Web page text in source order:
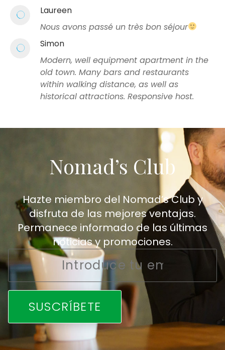
Laureen
Nous avons passé un très bon séjour
Simon
Modern, well equipment apartment in the
old town. Many bars and restaurants
within walking distance, as well as
historical attractions. Responsive host.
Nomad’s Club
Hazte miembro del Nomad’s Club y
disfruta de las mejores ventajas.
Permanece informado de las últimas
noticias y promociones.
Email
*